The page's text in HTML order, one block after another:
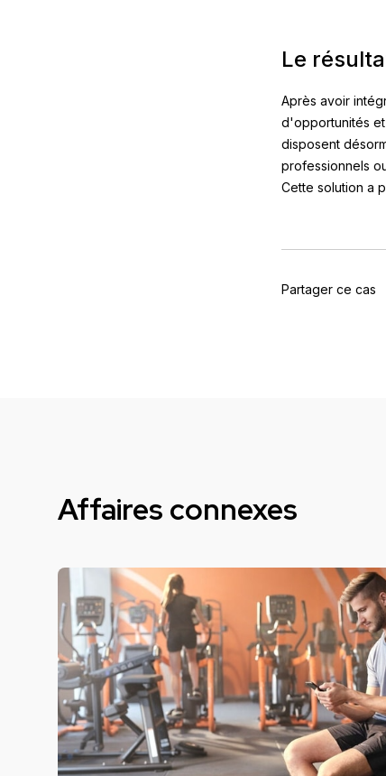
Le
Après avoir
d'opportunités
disposent
professionnels
Cette solution a
Partager ce cas
Affaires connexes